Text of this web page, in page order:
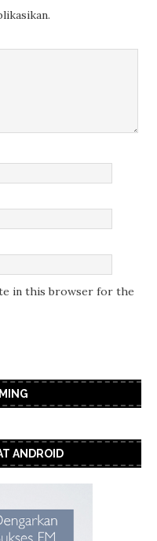
in this browser for the
ANDROID